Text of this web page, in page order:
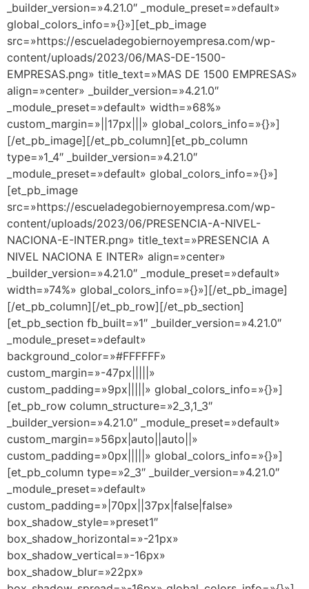
_builder_version=»4.21.0″ _module_preset=»default»
global_colors_info=»{}»][et_pb_image
src=»https://escueladegobiernoyempresa.com/wp-
content/uploads/2023/06/MAS-DE-1500-
EMPRESAS.png» title_text=»MAS DE 1500 EMPRESAS»
align=»center» _builder_version=»4.21.0″
_module_preset=»default» width=»68%»
custom_margin=»||17px|||» global_colors_info=»{}»]
[/et_pb_image][/et_pb_column][et_pb_column
type=»1_4″ _builder_version=»4.21.0″
_module_preset=»default» global_colors_info=»{}»]
[et_pb_image
src=»https://escueladegobiernoyempresa.com/wp-
content/uploads/2023/06/PRESENCIA-A-NIVEL-
NACIONA-E-INTER.png» title_text=»PRESENCIA A
NIVEL NACIONA E INTER» align=»center»
_builder_version=»4.21.0″ _module_preset=»default»
width=»74%» global_colors_info=»{}»][/et_pb_image]
[/et_pb_column][/et_pb_row][/et_pb_section]
[et_pb_section fb_built=»1″ _builder_version=»4.21.0″
_module_preset=»default»
background_color=»#FFFFFF»
custom_margin=»-47px|||||»
custom_padding=»9px|||||» global_colors_info=»{}»]
[et_pb_row column_structure=»2_3,1_3″
_builder_version=»4.21.0″ _module_preset=»default»
custom_margin=»56px|auto||auto||»
custom_padding=»0px|||||» global_colors_info=»{}»]
[et_pb_column type=»2_3″ _builder_version=»4.21.0″
_module_preset=»default»
custom_padding=»|70px||37px|false|false»
box_shadow_style=»preset1″
box_shadow_horizontal=»-21px»
box_shadow_vertical=»-16px»
box_shadow_blur=»22px»